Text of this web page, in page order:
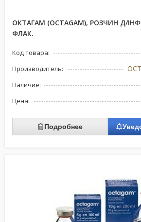
ОКТАГАМ (OCTAGAM), РОЗЧИН Д/
ФЛАК.
Код товара:
Производитель:
Наличие:
Цена:
Подробнее